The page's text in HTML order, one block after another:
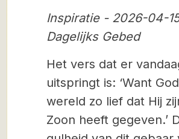
Inspiratie - 2026-04-
Dagelijks Gebed
Het vers dat er
uitspringt is: ‘Want
wereld zo lief dat Hij
Zoon heeft gegeven.’